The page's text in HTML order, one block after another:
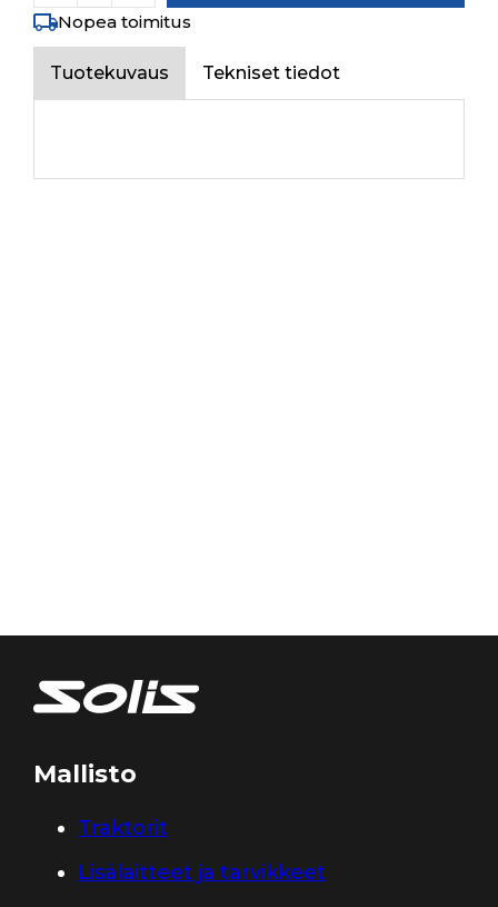
Nopea toimitus
Tuotekuvaus Tekniset tiedot
Mallisto
Traktorit
Lisälaitteet ja tarvikkeet